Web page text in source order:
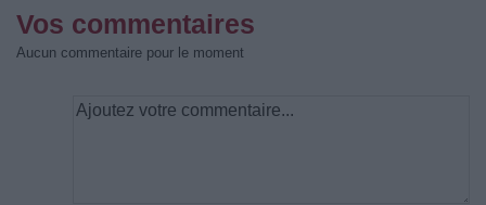
Vos commentaires
Aucun commentaire pour le moment